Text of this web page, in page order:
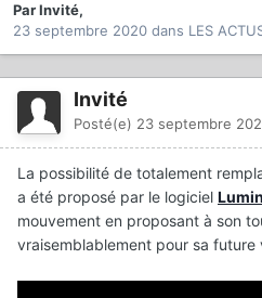
ParInvité,
23 septembre 2020 dans LES
Invité
Posté(e) 23 septembre
La possibilité de totalement
a été proposé par le logiciel
mouvement en proposant à son
vraisemblablement pour sa future